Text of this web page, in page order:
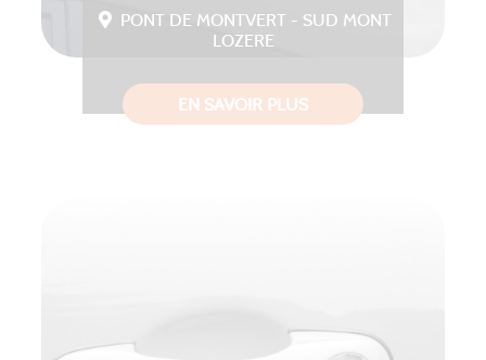
PONT DE MONTVERT - SUD MONT
LOZERE
EN SAVOIR PLUS